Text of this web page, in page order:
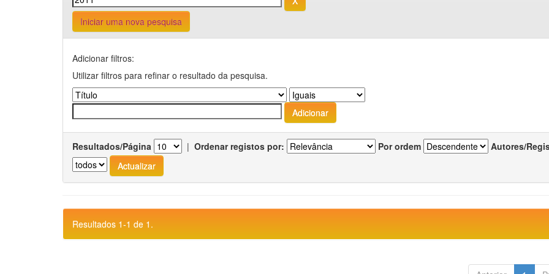
Iniciar uma nova pesquisa
Adicionar filtros:
Utilizar filtros para refinar o resultado da pesquisa.
Resultados/Página | Ordenar registos por: Por ordem Autores/
Resultados 1-1 de 1.